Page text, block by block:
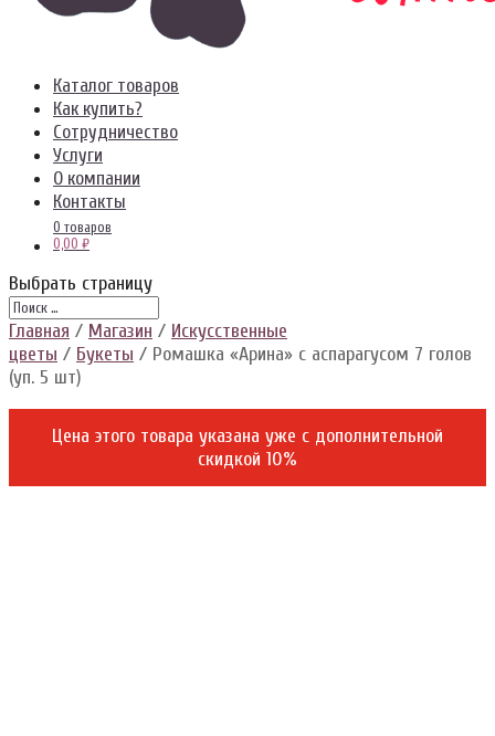
Каталог товаров
Как купить?
Сотрудничество
Услуги
О компании
Контакты
0 товаров
0,00 ₽
Выбрать страницу
Главная / Магазин / Искусственные
цветы / Букеты / Ромашка «Арина» с аспарагусом 7 голов
(уп. 5 шт)
Цена этого товара указана уже c дополнительной
скидкой 10%